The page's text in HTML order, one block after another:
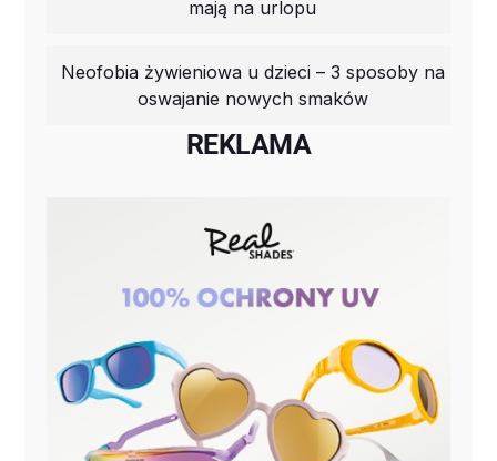
mają na urlopu
Neofobia żywieniowa u dzieci – 3 sposoby na
oswajanie nowych smaków
REKLAMA